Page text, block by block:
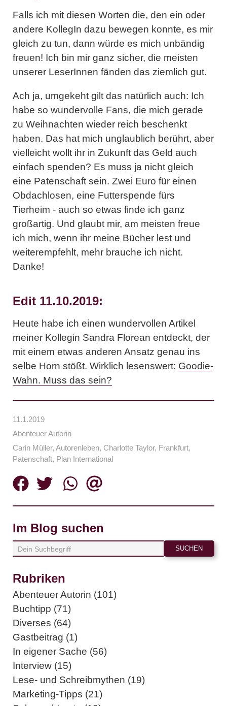
11.1.2019
Abenteuer Autorin
Carin Müller, Autorenleben, Charlotte Taylor, Frankfurt,
Patenschaft, Plan International
Falls ich mit diesen Worten die, den ein oder
andere KollegIn dazu bewegen konnte, es mir
gleich zu tun, dann würde es mich unbändig
freuen! Ich bin mir ganz sicher, die meisten
unserer LeserInnen fänden das ziemlich gut.
Ach ja, umgekeht gilt das natürlich auch: Ich
habe so wundervolle Fans, die mich gerade
zu Weihnachten wieder reich beschenkt
haben. Das hat mich unglaublich berührt, aber
vielleicht wollt ihr in Zukunft das Geld auch
einfach spenden? Es muss ja nicht gleich
eine Patenschaft sein. Zwei Euro für einen
Obdachlosen, eine Futterspende fürs
Tierheim - auch so etwas finde ich ganz
großartig. Und glaubt mir, am meisten freue
ich mich, wenn ihr meine Bücher lest und
weiterempfehlt, mehr brauche ich nicht.
Danke!
Edit 11.10.2019:
Heute habe ich einen wundervollen Artikel
meiner Kollegin Sandra Florean entdeckt, der
mit einem etwas anderen Ansatz genau ins
selbe Horn stößt. Wirklich lesenswert: Goodie-
Wahn. Muss das sein?
Im Blog suchen
Rubriken
Abenteuer Autorin (101)
Buchtipp (71)
Diverses (64)
Gastbeitrag (1)
In eigener Sache (56)
Interview (15)
Lese- und Schreibmythen (19)
Marketing-Tipps (21)